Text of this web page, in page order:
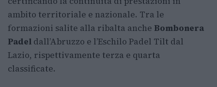
ambito territoriale e nazionale. Tra le
formazioni salite alla ribalta anche Bombonera
Padel dall’Abruzzo e l’Eschilo Padel Tilt dal
Lazio, rispettivamente terza e quarta
classificate.